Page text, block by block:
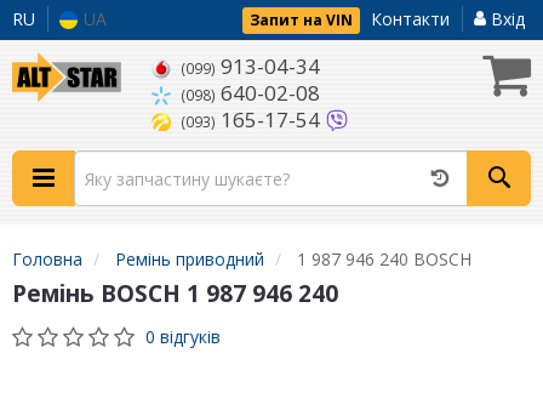
RU UA Запит на VIN Контакти Вхід
(099) 913-04-34
(098) 640-02-08
(093) 165-17-54
Головна Ремінь приводний 1 987 946 240 BOSCH
Ремінь BOSCH 1 987 946 240
0 відгуків